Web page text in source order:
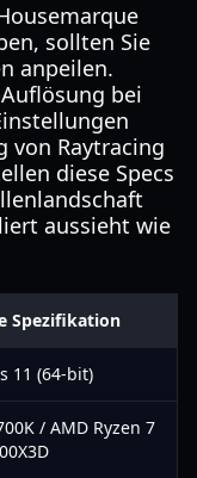
sollten Sie
anpeilen.
bei
von Raytracing
diese Specs
aussieht wie
Spezifikation
11 (64-bit)
/ AMD Ryzen 7